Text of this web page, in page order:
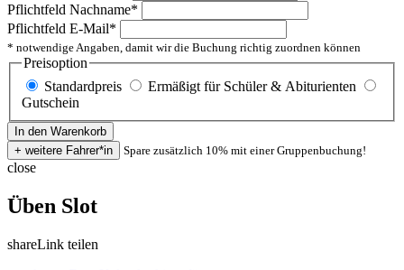
Pflichtfeld Nachname*
Pflichtfeld E-Mail*
* notwendige Angaben, damit wir die Buchung richtig zuordnen können
Preisoption
Standardpreis
Ermäßigt für Schüler & Abiturienten
Gutschein
Spare zusätzlich 10% mit einer Gruppenbuchung!
close
Üben Slot
shareLink teilen